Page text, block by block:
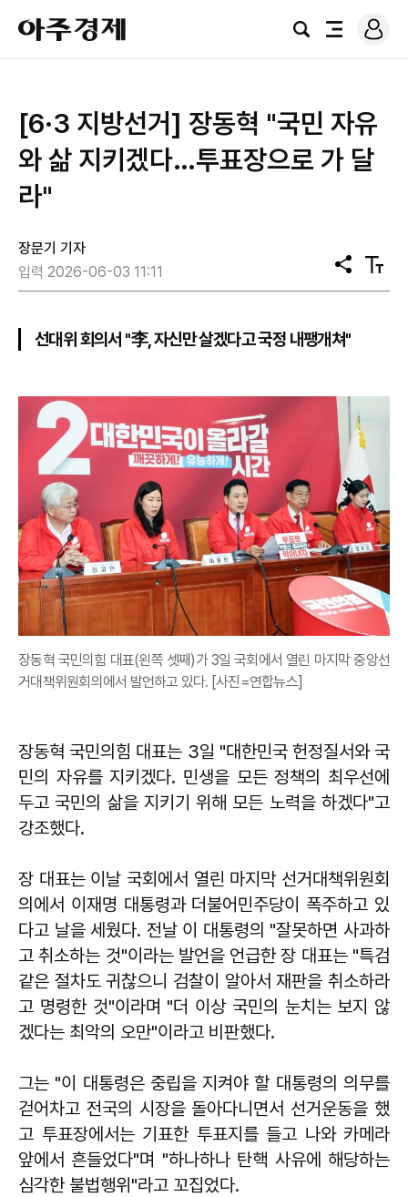
아
주
경
검
전
로
그
[6·3 지방선거] 장동혁 "국민 자유
와 삶 지키겠다…투표장으로 가 달
라"
장문기 기자
입력 2026-06-03 11:11
공
유
텍
스
선대위 회의서 "李, 자신만 살겠다고 국정 내팽개쳐"
장동혁 국민의힘 대표(왼쪽 셋째)가 3일 국회에서 열린 마지막 중앙선
거대책위원회의에서 발언하고 있다. [사진=연합뉴스]
장동혁 국민의힘 대표는 3일 "대한민국 헌정질서와 국
민의 자유를 지키겠다. 민생을 모든 정책의 최우선에
두고 국민의 삶을 지키기 위해 모든 노력을 하겠다"고
강조했다.
장 대표는 이날 국회에서 열린 마지막 선거대책위원회
의에서 이재명 대통령과 더불어민주당이 폭주하고 있
다고 날을 세웠다. 전날 이 대통령의 "잘못하면 사과하
고 취소하는 것"이라는 발언을 언급한 장 대표는 "특검
같은 절차도 귀찮으니 검찰이 알아서 재판을 취소하라
고 명령한 것"이라며 "더 이상 국민의 눈치는 보지 않
겠다는 최악의 오만"이라고 비판했다.
그는 "이 대통령은 중립을 지켜야 할 대통령의 의무를
걷어차고 전국의 시장을 돌아다니면서 선거운동을 했
고 투표장에서는 기표한 투표지를 들고 나와 카메라
앞에서 흔들었다"며 "하나하나 탄핵 사유에 해당하는
심각한 불법행위"라고 꼬집었다.